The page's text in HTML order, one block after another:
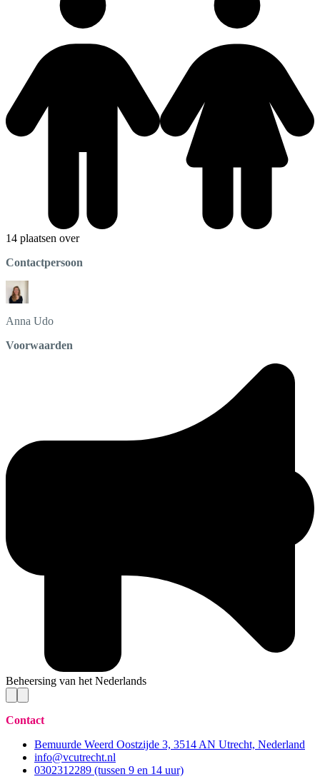
14 plaatsen over
Contactpersoon
Anna Udo
Voorwaarden
Beheersing van het Nederlands
Contact
Bemuurde Weerd Oostzijde 3, 3514 AN Utrecht, Nederland
info@vcutrecht.nl
0302312289 (tussen 9 en 14 uur)